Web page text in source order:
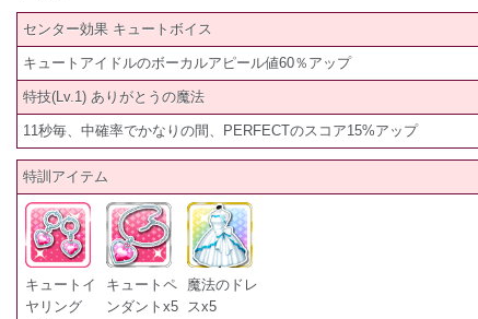
センター効果 キュートボイス
キュートアイドルのボーカルアピール値60％アップ
特技(Lv.1) ありがとうの魔法
11秒毎、中確率でかなりの間、PERFECTのスコア15%アップ
特訓アイテム
キュートイ
ヤリング
キュートペ
ンダントx5
魔法のドレ
スx5